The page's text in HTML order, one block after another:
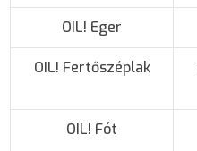
OIL! Eger
OIL! Fertőszéplak
OIL! Fót